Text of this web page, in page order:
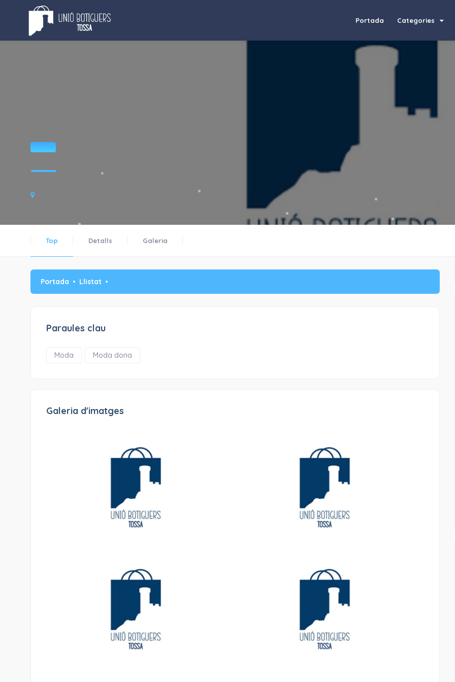
Portada Categories
Top Detalls Galeria
Portada Llistat
Paraules clau
Moda Moda dona
Galeria d'imatges